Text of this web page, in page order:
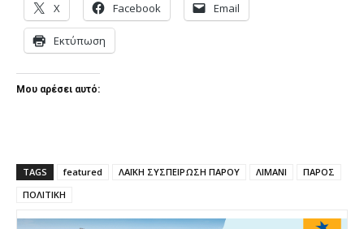
X Facebook Email
Εκτύπωση
Μου αρέσει αυτό:
TAGS featured ΛΑΪΚΗ ΣΥΣΠΕΙΡΩΣΗ ΠΑΡΟΥ ΛΙΜΑΝΙ
ΠΑΡΟΣ
ΠΟΛΙΤΙΚΗ